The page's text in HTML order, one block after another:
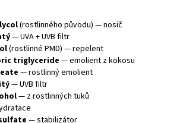
(rostlinného původu) — nosič
— UVA + UVB filtr
(rostlinné PMD) — repelent
triglyceride — emolient z kokosu
— rostlinný emolient
— UVB filtr
— z rostlinných tuků
— stabilizátor